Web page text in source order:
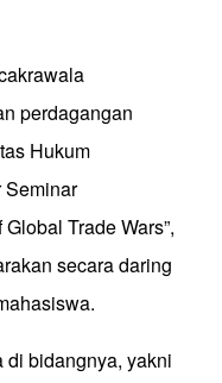
perdagangan
Hukum
Seminar
Trade Wars”,
secara daring
di bidangnya, yakni